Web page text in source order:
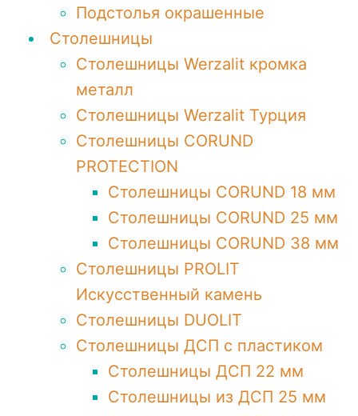
Подстолья окрашенные
Столешницы
Столешницы Werzalit кромка
металл
Столешницы Werzalit Турция
Столешницы CORUND
PROTECTION
Столешницы CORUND 18 мм
Столешницы CORUND 25 мм
Столешницы CORUND 38 мм
Столешницы PROLIT
Искусственный камень
Столешницы DUOLIT
Столешницы ДСП с пластиком
Столешницы ДСП 22 мм
Столешницы из ДСП 25 мм